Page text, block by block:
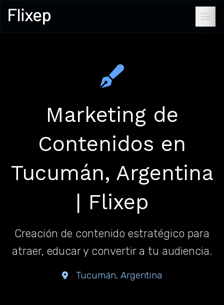
Marketing de
Contenidos en
Tucumán, Argentina
| Flixep
Creación de contenido estratégico para
atraer, educar y convertir a tu audiencia.
Tucumán, Argentina